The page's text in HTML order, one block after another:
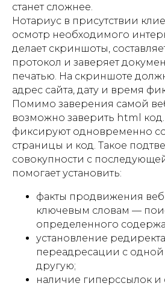
станет сложнее.
Нотариус в присутствии
осмотр необходимого
делает скриншоты,
протокол и заверяет
печатью. На скриншоте
адрес сайта, дату и время
Помимо заверения самой
возможно заверить html
фиксируют одновременно
страницы и код. Такое
совокупности с
помогает установить:
факты продвижения
ключевым словам —
определенного
установление
переадресации с
другую;
наличие гиперссылок и